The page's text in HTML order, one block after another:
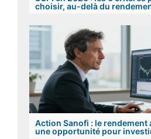
choisir, au-delà du
Action Sanofi : le rendement
une opportunité pour